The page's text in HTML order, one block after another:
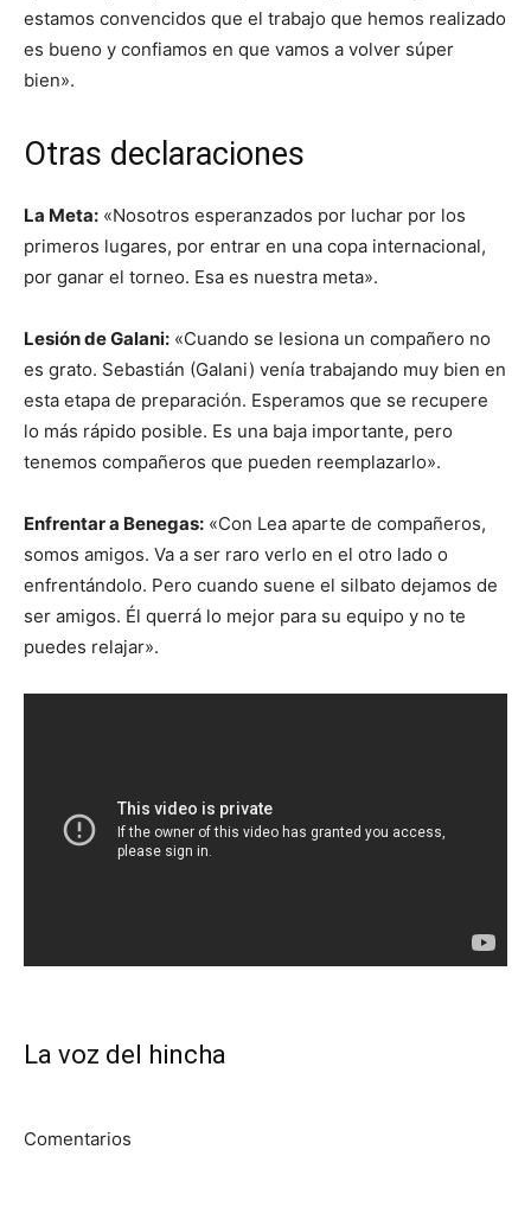
estamos convencidos que el trabajo que hemos realizado
es bueno y confiamos en que vamos a volver súper
bien».
Otras declaraciones
La Meta: «Nosotros esperanzados por luchar por los
primeros lugares, por entrar en una copa internacional,
por ganar el torneo. Esa es nuestra meta».
Lesión de Galani: «Cuando se lesiona un compañero no
es grato. Sebastián (Galani) venía trabajando muy bien en
esta etapa de preparación. Esperamos que se recupere
lo más rápido posible. Es una baja importante, pero
tenemos compañeros que pueden reemplazarlo».
Enfrentar a Benegas: «Con Lea aparte de compañeros,
somos amigos. Va a ser raro verlo en el otro lado o
enfrentándolo. Pero cuando suene el silbato dejamos de
ser amigos. Él querrá lo mejor para su equipo y no te
puedes relajar».
La voz del hincha
Comentarios